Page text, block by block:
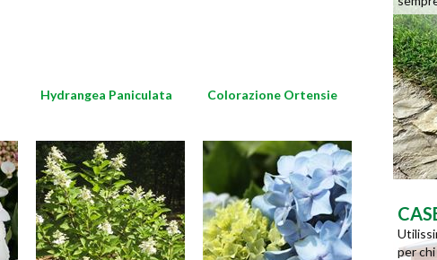
Hydrangea Paniculata Colorazione Ortensie
per